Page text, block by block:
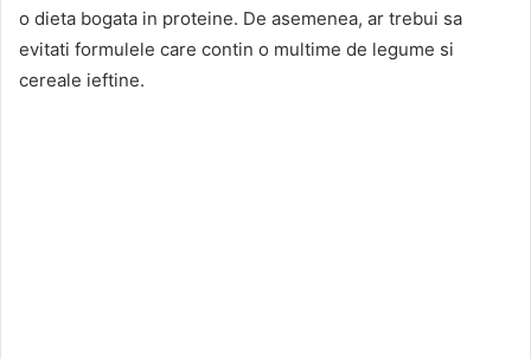
o dieta bogata in proteine. De asemenea, ar trebui sa
evitati formulele care contin o multime de legume si
cereale ieftine.